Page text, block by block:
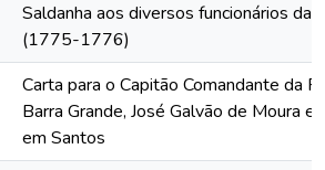
Saldanha aos diversos funcionários da
(1775-1776)
Carta para o Capitão Comandante da
Barra Grande, José Galvão de Moura e
em Santos